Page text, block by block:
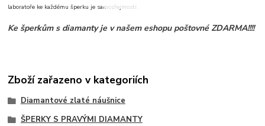
laboratoře ke každému šperku je samozřejmostí.
Ke šperkům s diamanty je v našem eshopu poštovné ZDARMA!!!!
Zboží zařazeno v kategoriích
Diamantové zlaté náušnice
ŠPERKY S PRAVÝMI DIAMANTY